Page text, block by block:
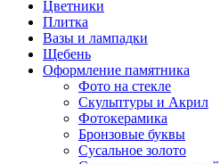
Цветники
Плитка
Вазы и лампадки
Щебень
Оформление памятника
Фото на стекле
Скульптуры и Акрил
Фотокерамика
Бронзовые буквы
Сусальное золото